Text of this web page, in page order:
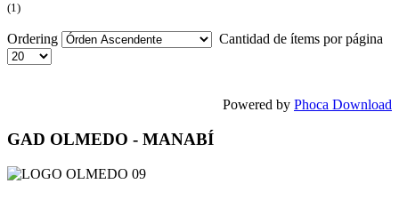
(1)
Ordering Cantidad de ítems por página
Powered by Phoca Download
GAD OLMEDO - MANABÍ